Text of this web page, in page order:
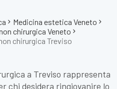
Medicina estetica Veneto
chirurgica Veneto
chirurgica Treviso
a Treviso rappresenta
chi desidera ringiovanire lo